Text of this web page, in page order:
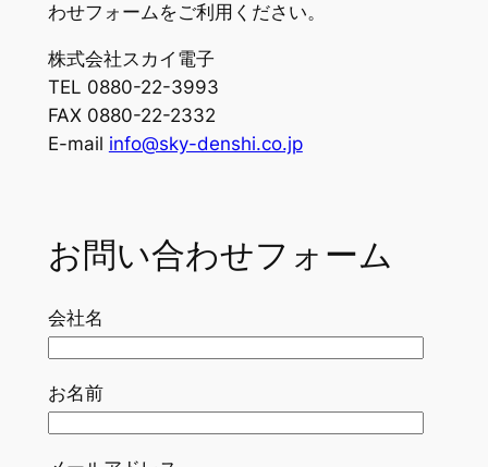
わせフォームをご利用ください。
株式会社スカイ電子
TEL 0880-22-3993
FAX 0880-22-2332
E-mail info@sky-denshi.co.jp
お問い合わせフォーム
会社名
お名前